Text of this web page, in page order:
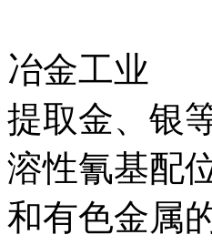
冶金工业
提取金、银
溶性氰基配
和有色金属